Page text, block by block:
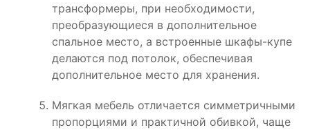
трансформеры, при необходимости,
преобразующиеся в дополнительное
спальное место, а встроенные шкафы-купе
делаются под потолок, обеспечивая
дополнительное место для хранения.
Мягкая мебель отличается симметричными
пропорциями и практичной обивкой, чаще